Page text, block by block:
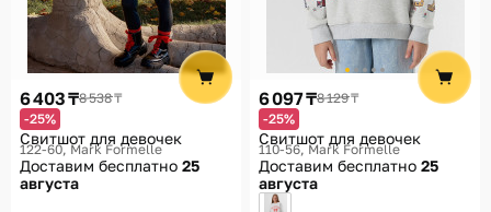
6 403 ₸8 538 ₸
-25%
Свитшот для девочек
122-60 Mark Formelle
Доставим бесплатно 25
августа
6 097 ₸8 129 ₸
-25%
Свитшот для девочек
110-56 Mark Formelle
Доставим бесплатно 25
августа